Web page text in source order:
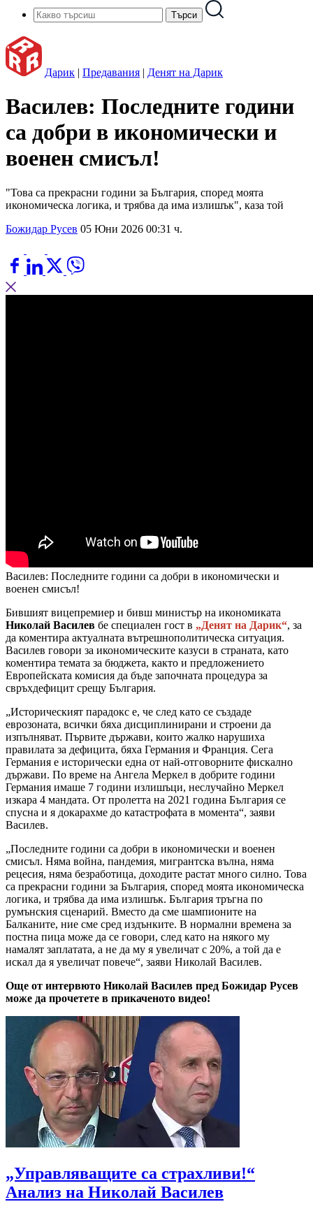
Дарик | Предавания | Денят на Дарик
Василев: Последните години
са добри в икономически и
военен смисъл!
"Това са прекрасни години за България, според моята
икономическа логика, и трябва да има излишък", каза той
Божидар Русев 05 Юни 2026 00:31 ч.
Василев: Последните години са добри в икономически и
военен смисъл!
Бившият вицепремиер и бивш министър на икономиката
Николай Василев бе специален гост в „Денят на Дарик“, за
да коментира актуалната вътрешнополитическа ситуация.
Василев говори за икономическите казуси в страната, като
коментира темата за бюджета, както и предложението
Европейската комисия да бъде започната процедура за
свръхдефицит срещу България.
„Историческият парадокс е, че след като се създаде
еврозоната, всички бяха дисциплинирани и строени да
изпълняват. Първите държави, които жалко нарушиха
правилата за дефицита, бяха Германия и Франция. Сега
Германия е исторически една от най-отговорните фискално
държави. По време на Ангела Меркел в добрите години
Германия имаше 7 години излишъци, неслучайно Меркел
изкара 4 мандата. От пролетта на 2021 година България се
спусна и я докарахме до катастрофата в момента“, заяви
Василев.
„Последните години са добри в икономически и военен
смисъл. Няма война, пандемия, мигрантска вълна, няма
рецесия, няма безработица, доходите растат много силно. Това
са прекрасни години за България, според моята икономическа
логика, и трябва да има излишък. България тръгна по
румънския сценарий. Вместо да сме шампионите на
Балканите, ние сме сред издънките. В нормални времена за
постна пица може да се говори, след като на някого му
намалят заплатата, а не да му я увеличат с 20%, а той да е
искал да я увеличат повече“, заяви Николай Василев.
Още от интервюто Николай Василев пред Божидар Русев
може да прочетете в прикаченото видео!
„Управляващите са страхливи!“
Анализ на Николай Василев